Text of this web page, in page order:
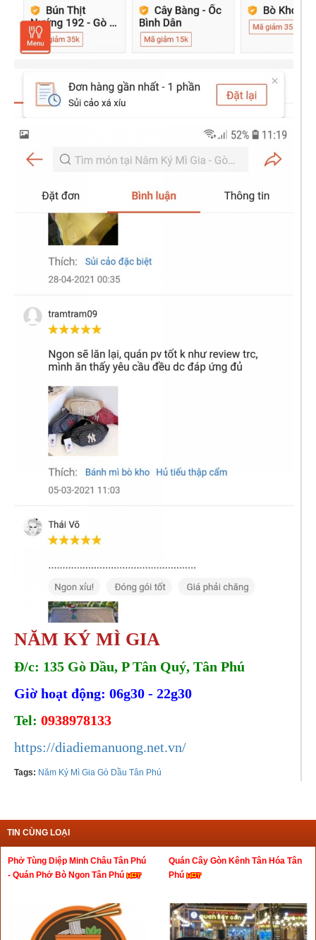
NĂM KÝ MÌ GIA
Đ/c: 135 Gò Dầu, P Tân Quý, Tân Phú
Giờ hoạt động: 06g30 - 22g30
Tel: 0938978133
https://diadiemanuong.net.vn/
Tags: Năm Ký Mì Gia Gò Dầu Tân Phú
TIN CÙNG LOẠI
Phở Tùng Diệp Minh Châu Tân Phú
- Quán Phở Bò Ngon Tân Phú
Quán Cây Gòn Kênh Tân Hóa Tân
Phú